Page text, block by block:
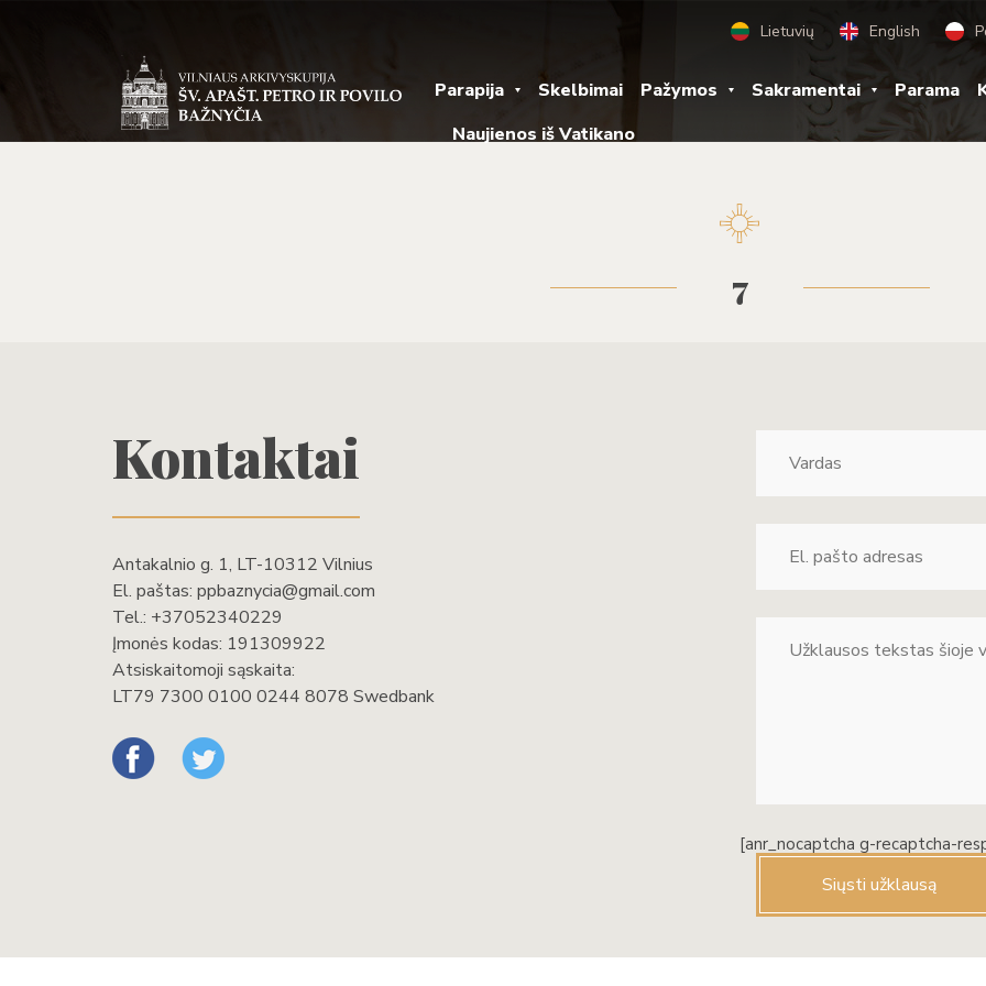
Lietuvių English
Parapija Skelbimai Pažymos Sakramentai Parama
Naujienos iš Vatikano
7
Kontaktai
Antakalnio g. 1, LT-10312 Vilnius
El. paštas: ppbaznycia@gmail.com
Tel.: +37052340229
Įmonės kodas: 191309922
Atsiskaitomoji sąskaita:
LT79 7300 0100 0244 8078 Swedbank
[anr_nocaptcha g-recaptcha-